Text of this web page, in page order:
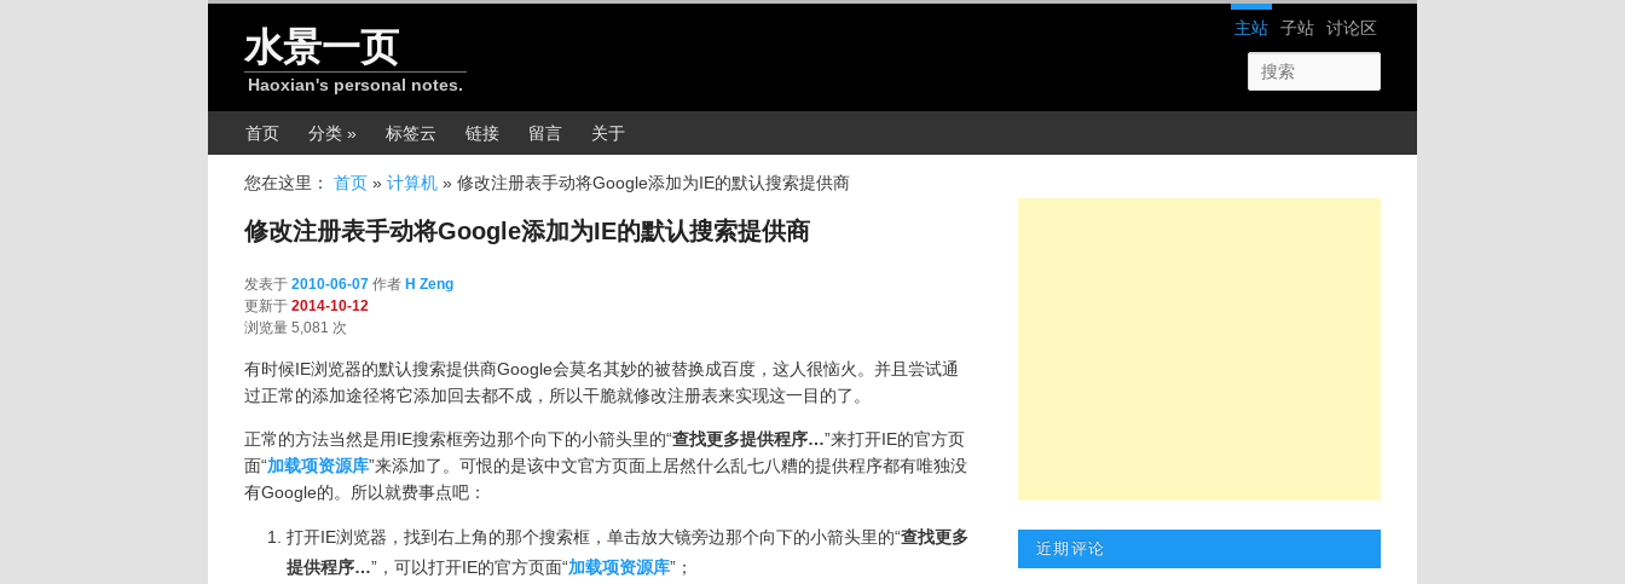
网站导航
主站 子站 讨论区
水景一页
Haoxian's personal notes.
主菜单首页 分类 » 标签云 链接 留言 关于
您在这里： 首页 » 计算机 » 修改注册表手动将Google添加为IE的默认搜索提供商
修改注册表手动将Google添加为IE的默认搜索提供商
发表于 2010-06-07 作者 H Zeng
更新于 2014-10-12
浏览量 5,081 次
有时候IE浏览器的默认搜索提供商Google会莫名其妙的被替换成百度，这人很恼火。并且尝试通
过正常的添加途径将它添加回去都不成，所以干脆就修改注册表来实现这一目的了。
正常的方法当然是用IE搜索框旁边那个向下的小箭头里的“查找更多提供程序…”来打开IE的官方页
面“加载项资源库”来添加了。可恨的是该中文官方页面上居然什么乱七八糟的提供程序都有唯独没
有Google的。所以就费事点吧：
打开IE浏览器，找到右上角的那个搜索框，单击放大镜旁边那个向下的小箭头里的“查找更多
提供程序…”，可以打开IE的官方页面“加载项资源库”；
近期评论